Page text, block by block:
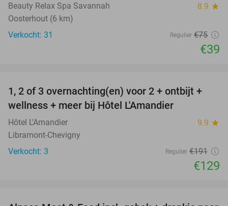
Beauty Relax Spa Savannah 8.9 star
Oosterhout (6 km)
Verkocht: 31
Regulier €75
€39
32%
TODAY
1, 2 of 3 overnachting(en) voor 2 + ontbijt +
wellness + meer bij Hôtel L'Amandier
Hôtel L'Amandier 9.9 star
Libramont-Chevigny
Verkocht: 3
Regulier €191
€129